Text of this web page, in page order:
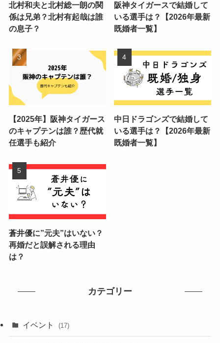
北村和夫と北村総一朗の関
係は兄弟？北村有起哉は誰
の息子？
阪神タイガースで結婚して
いる選手は？【2026年最新
既婚者一覧】
【2025年】阪神タイガース
のキャプテンは誰？歴代就
任選手も紹介
中日ドラゴンズで結婚して
いる選手は？【2026年最新
既婚者一覧】
蒼井優に”元夫”はいない？
再婚だと誤解される理由
は？
カテゴリー
イベント (17)